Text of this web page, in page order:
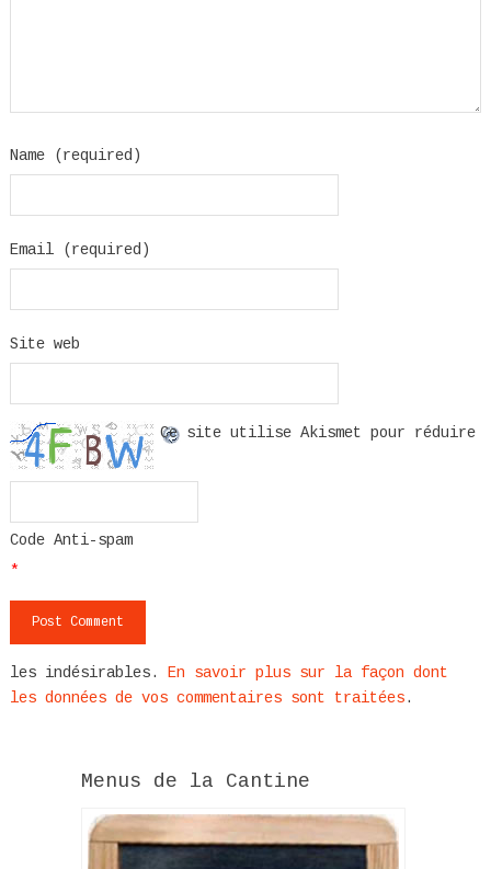
Name (required)
Email (required)
Site web
Code Anti-spam
*
Ce site utilise Akismet pour réduire
les indésirables.
En savoir plus sur la façon dont
les données de vos commentaires sont traitées.
Menus de la Cantine